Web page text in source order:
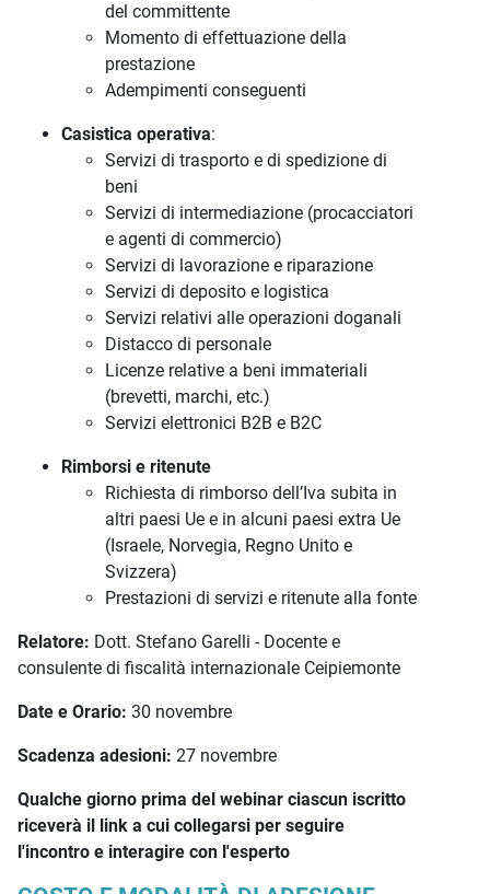
del committente
Momento di effettuazione della
prestazione
Adempimenti conseguenti
Casistica operativa:
Servizi di trasporto e di spedizione di
beni
Servizi di intermediazione (procacciatori
e agenti di commercio)
Servizi di lavorazione e riparazione
Servizi di deposito e logistica
Servizi relativi alle operazioni doganali
Distacco di personale
Licenze relative a beni immateriali
(brevetti, marchi, etc.)
Servizi elettronici B2B e B2C
Rimborsi e ritenute
Richiesta di rimborso dell’Iva subita in
altri paesi Ue e in alcuni paesi extra Ue
(Israele, Norvegia, Regno Unito e
Svizzera)
Prestazioni di servizi e ritenute alla fonte
Relatore: Dott. Stefano Garelli - Docente e
consulente di fiscalità internazionale Ceipiemonte
Date e Orario: 30 novembre
Scadenza adesioni: 27 novembre
Qualche giorno prima del webinar ciascun iscritto
riceverà il link a cui collegarsi per seguire
l'incontro e interagire con l'esperto